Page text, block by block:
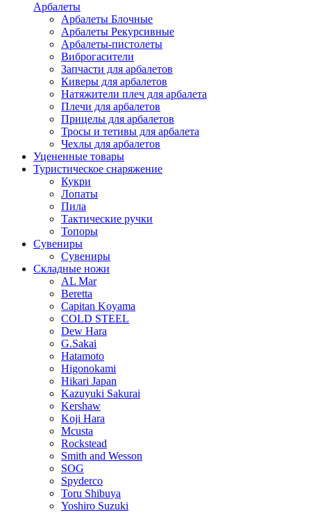
Арбалеты
Арбалеты Блочные
Арбалеты Рекурсивные
Арбалеты-пистолеты
Виброгасители
Запчасти для арбалетов
Киверы для арбалетов
Натяжители плеч для арбалета
Плечи для арбалетов
Прицелы для арбалетов
Тросы и тетивы для арбалета
Чехлы для арбалетов
Уцененные товары
Туристическое снаряжение
Кукри
Лопаты
Пила
Тактические ручки
Топоры
Сувениры
Сувениры
Складные ножи
AL Mar
Beretta
Capitan Koyama
COLD STEEL
Dew Hara
G.Sakai
Hatamoto
Higonokami
Hikari Japan
Kazuyuki Sakurai
Kershaw
Koji Hara
Mcusta
Rockstead
Smith and Wesson
SOG
Spyderco
Toru Shibuya
Yoshiro Suzuki